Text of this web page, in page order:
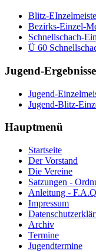
Blitz-
Bezirks-Einzel-
Schnellschach-
Ü 60
Jugend-Ergebnisse
Jugend-
Jugend-Blitz-
Hauptmenü
Startseite
Der Vorstand
Die Vereine
Satzungen -
Anleitung -
Impressum
Archiv
Termine
Jugendtermine